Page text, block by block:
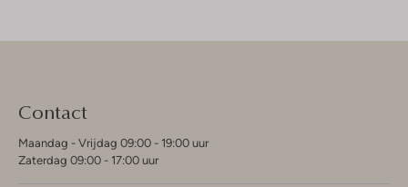
Contact
Maandag - Vrijdag 09:00 - 19:00 uur
Zaterdag 09:00 - 17:00 uur